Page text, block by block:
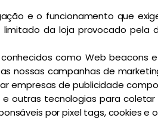
e o funcionamento que
da loja provocado
como Web beacons
nossas campanhas de
empresas de publicidade
outras tecnologias para
por pixel tags, cookies